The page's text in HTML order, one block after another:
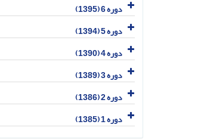
دوره 6 (1395)
دوره 5 (1394)
دوره 4 (1390)
دوره 3 (1389)
دوره 2 (1386)
دوره 1 (1385)